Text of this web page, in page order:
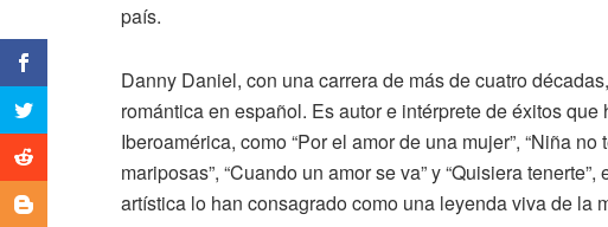
país.
Danny Daniel, con una carrera de más de cuatro
romántica en español. Es autor e intérprete de éxitos
Iberoamérica, como “Por el amor de una mujer”, “Niña
mariposas”, “Cuando un amor se va” y “Quisiera
artística lo han consagrado como una leyenda viva de la